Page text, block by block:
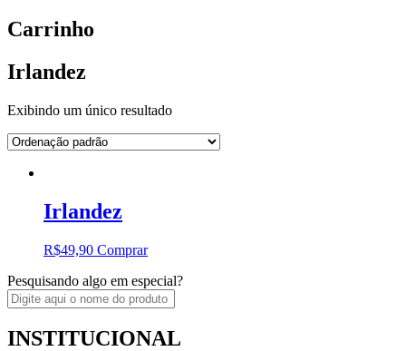
Carrinho
Irlandez
Exibindo um único resultado
Irlandez
R$49,90 Comprar
Pesquisando algo em especial?
INSTITUCIONAL